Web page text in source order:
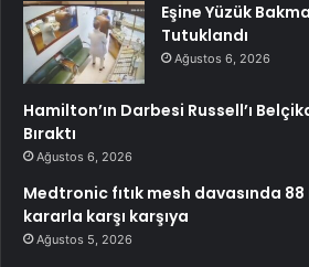
Eşine Yüzük
Tutuklandı
Ağustos 6, 2026
Hamilton’ın Darbesi Russell’ı
Bıraktı
Ağustos 6, 2026
Medtronic fıtık mesh davasında
kararla karşı karşıya
Ağustos 5, 2026